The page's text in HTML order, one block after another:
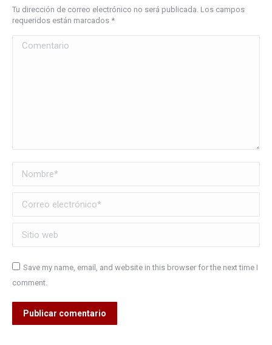
Tu dirección de correo electrónico no será publicada. Los campos
requeridos están marcados *
Comentario
Nombre *
Correo electrónico *
Sitio web
Save my name, email, and website in this browser for the next time I
comment.
Publicar comentario